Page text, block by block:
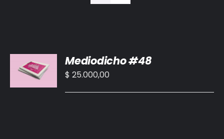
AL
CARRITO
/
Mediodicho #48
$ 25.000,00